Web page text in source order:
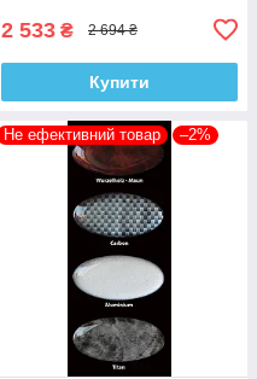
2 533 ₴ 2 694 ₴
Купити
Не ефективний товар –2%